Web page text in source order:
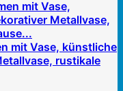
mit Vase, künstliche
rustikale